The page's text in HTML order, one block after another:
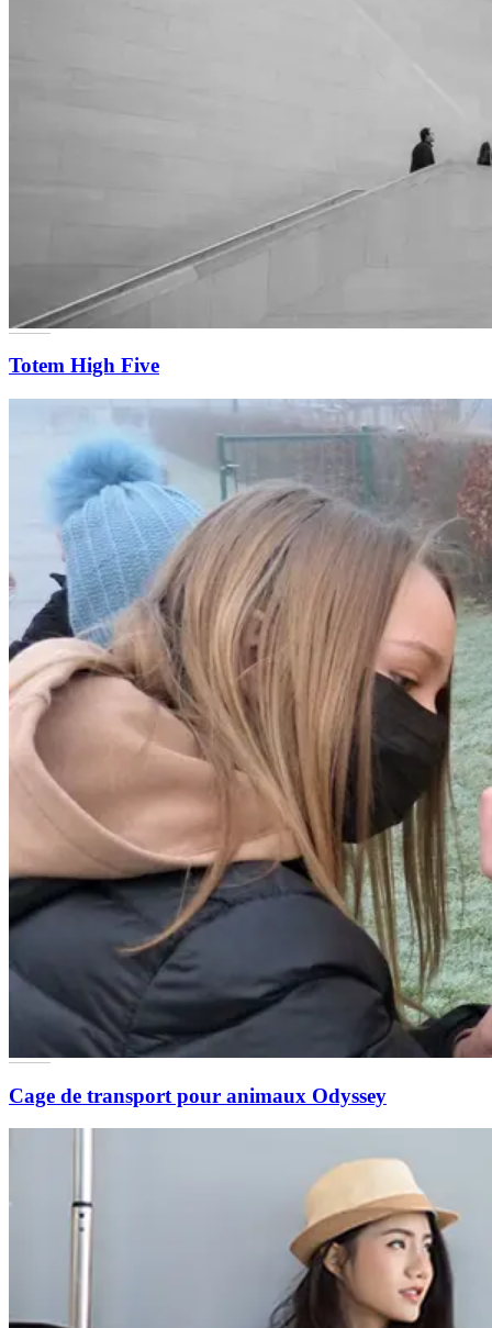
Totem High Five
Cage de transport pour animaux Odyssey